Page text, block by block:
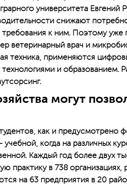
университета Евгений
снижают
к ним. Поэтому уже
ветеринарный врач и
техника, применяются
и образованием.
могут
как и предусмотрено
когда на различных
Каждый год более двух
практику в 738
на 63 предприятия в 20